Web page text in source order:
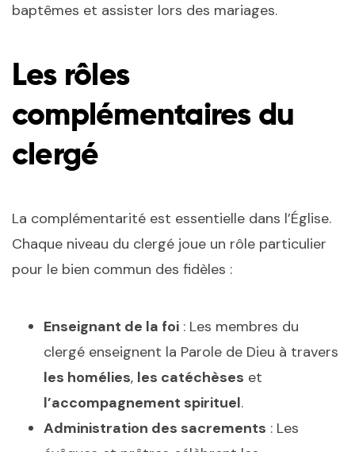
baptêmes et assister lors des mariages.
Les rôles
complémentaires du
clergé
La complémentarité est essentielle dans l’Église.
Chaque niveau du clergé joue un rôle particulier
pour le bien commun des fidèles :
Enseignant de la foi : Les membres du
clergé enseignent la Parole de Dieu à travers
les homélies, les catéchèses et
l’accompagnement spirituel.
Administration des sacrements : Les